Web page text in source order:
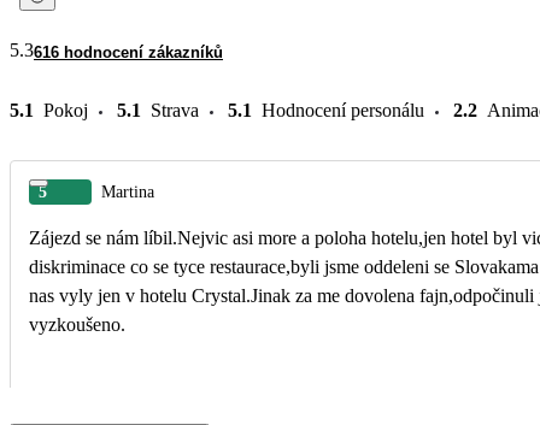
5.3616 hodnocení zákazníků
5.1 Pokoj 5.1 Strava 5.1 Hodnocení personálu 2.2
5 Martina
Zájezd se nám líbil.Nejvic asi more a poloha hotelu,jen hotel byl
diskriminace co se tyce restaurace,byli jsme oddeleni se
nas vyly jen v hotelu Crystal.Jinak za me dovolena fajn,odpočinuli
vyzkoušeno.